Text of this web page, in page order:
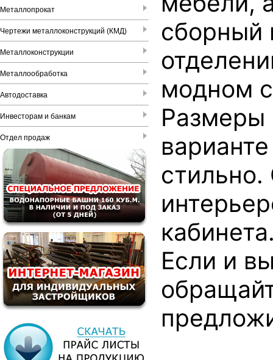
Металлопрокат
Чертежи металлоконструкций (КМД)
Металлоконструкции
Металлообработка
Автодоставка
Инвесторам и банкам
Отдел продаж
сборный
модном
Размеры
Если и